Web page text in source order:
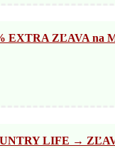
ZĽAVA na
LIFE →